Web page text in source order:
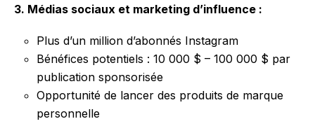
3. Médias sociaux et marketing d’influence :
Plus d’un million d’abonnés Instagram
Bénéfices potentiels : 10 000 $ – 100 000 $ par
publication sponsorisée
Opportunité de lancer des produits de marque
personnelle